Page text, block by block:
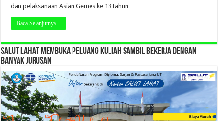
dan pelaksanaan Asian Gemes ke 18 tahun …
Baca Selanjutnya...
SALUT LAHAT MEMBUKA PELUANG KULIAH SAMBIL BEKERJA DENGAN
BANYAK JURUSAN